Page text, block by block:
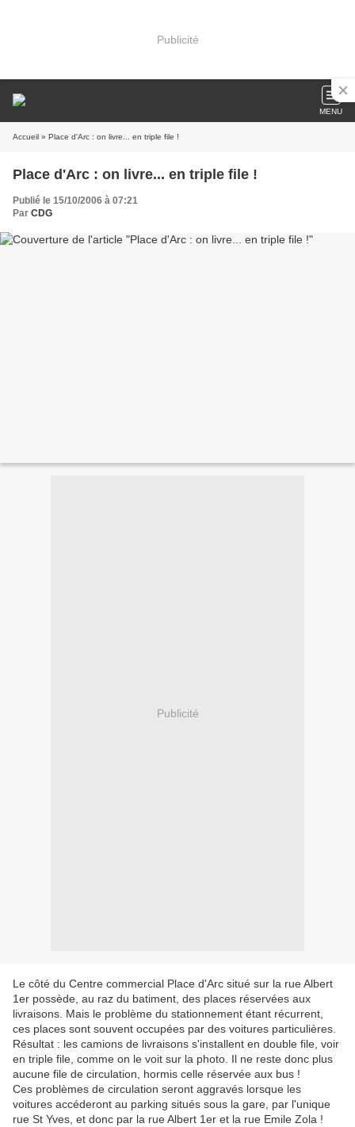
Publicité
MENU
Accueil » Place d'Arc : on livre... en triple file !
Place d'Arc : on livre... en triple file !
Publié le 15/10/2006 à 07:21
Par CDG
Publicité
Le côté du Centre commercial Place d'Arc situé sur la rue Albert
1er possède, au raz du batiment, des places réservées aux
livraisons. Mais le problème du stationnement étant récurrent,
ces places sont souvent occupées par des voitures particulières.
Résultat : les camions de livraisons s'installent en double file, voir
en triple file, comme on le voit sur la photo. Il ne reste donc plus
aucune file de circulation, hormis celle réservée aux bus !
Ces problèmes de circulation seront aggravés lorsque les
voitures accéderont au parking situés sous la gare, par l'unique
rue St Yves, et donc par la rue Albert 1er et la rue Emile Zola !